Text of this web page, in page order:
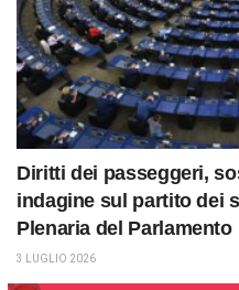
Diritti dei passeggeri,
indagine sul partito dei
Plenaria del Parlamento
3 LUGLIO 2026